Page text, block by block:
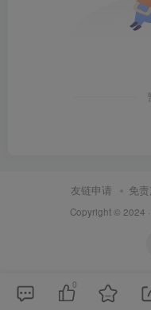
友链申请 免
Copyright © 2024 ·
0